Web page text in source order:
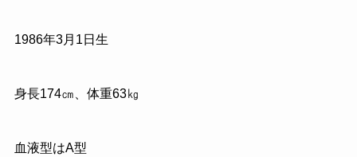
1986年3月 1 日生
身長174㎝、体重63㎏
血液型はA型